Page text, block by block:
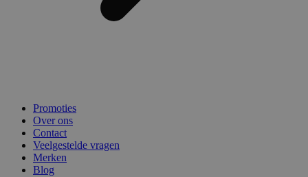
Promoties
Over ons
Contact
Veelgestelde vragen
Merken
Blog